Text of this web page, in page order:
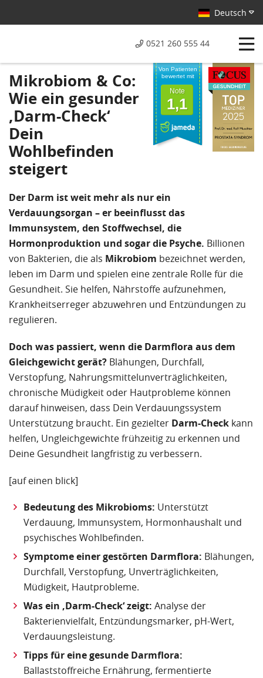
Deutsch
0521 260 555 44
Von Patienten
bewertet mit
Note
1,1
Mikrobiom & Co:
Wie ein gesunder
‚Darm-Check‘
Dein
Wohlbefinden
steigert
Der Darm ist weit mehr als nur ein
Verdauungsorgan – er beeinflusst das
Immunsystem, den Stoffwechsel, die
Hormonproduktion und sogar die Psyche. Billionen
von Bakterien, die als Mikrobiom bezeichnet werden,
leben im Darm und spielen eine zentrale Rolle für die
Gesundheit. Sie helfen, Nährstoffe aufzunehmen,
Krankheitserreger abzuwehren und Entzündungen zu
regulieren.
Doch was passiert, wenn die Darmflora aus dem
Gleichgewicht gerät? Blähungen, Durchfall,
Verstopfung, Nahrungsmittelunverträglichkeiten,
chronische Müdigkeit oder Hautprobleme können
darauf hinweisen, dass Dein Verdauungssystem
Unterstützung braucht. Ein gezielter Darm-Check kann
helfen, Ungleichgewichte frühzeitig zu erkennen und
Deine Gesundheit langfristig zu verbessern.
[auf einen blick]
Bedeutung des Mikrobioms: Unterstützt
Verdauung, Immunsystem, Hormonhaushalt und
psychisches Wohlbefinden.
Symptome einer gestörten Darmflora: Blähungen,
Durchfall, Verstopfung, Unverträglichkeiten,
Müdigkeit, Hautprobleme.
Was ein ‚Darm-Check‘ zeigt: Analyse der
Bakterienvielfalt, Entzündungsmarker, pH-Wert,
Verdauungsleistung.
Tipps für eine gesunde Darmflora:
Ballaststoffreiche Ernährung, fermentierte